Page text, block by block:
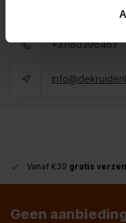
+31180396467
Vanaf €39 gratis
Geen